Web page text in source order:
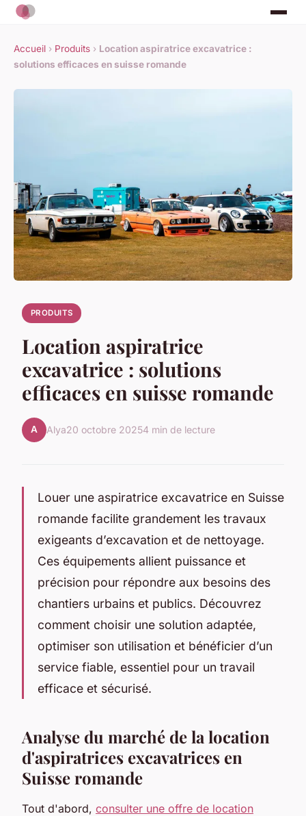
Accueil › Produits › Location aspiratrice excavatrice :
solutions efficaces en suisse romande
PRODUITS
Location aspiratrice
excavatrice : solutions
efficaces en suisse romande
A Alya20 octobre 20254 min de lecture
Louer une aspiratrice excavatrice en Suisse
romande facilite grandement les travaux
exigeants d’excavation et de nettoyage.
Ces équipements allient puissance et
précision pour répondre aux besoins des
chantiers urbains et publics. Découvrez
comment choisir une solution adaptée,
optimiser son utilisation et bénéficier d’un
service fiable, essentiel pour un travail
efficace et sécurisé.
Analyse du marché de la location
d'aspiratrices excavatrices en
Suisse romande
Tout d'abord, consulter une offre de location